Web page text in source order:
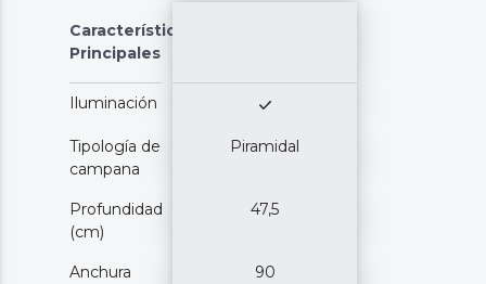
Características
Principales
Iluminación
Tipología de
campana
Piramidal
Profundidad
(cm)
47,5
Anchura
90